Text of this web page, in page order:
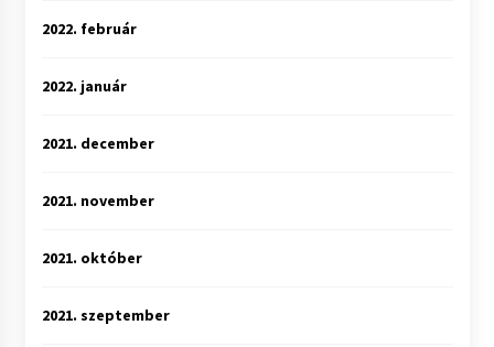
2022. február
2022. január
2021. december
2021. november
2021. október
2021. szeptember